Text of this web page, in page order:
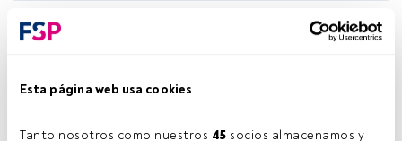
Esta página web usa cookies
Tanto nosotros como nuestros 45 socios almacenamos y